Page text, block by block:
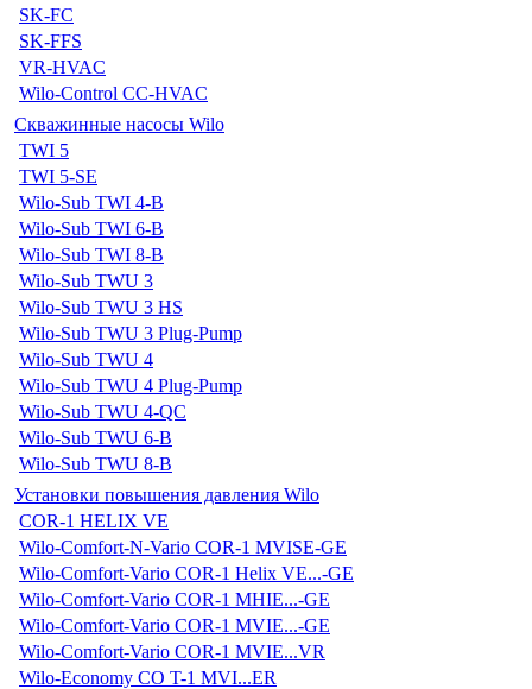
SK-FC
SK-FFS
VR-HVAC
Wilo-Control CC-HVAC
Скважинные насосы Wilo
TWI 5
TWI 5-SE
Wilo-Sub TWI 4-B
Wilo-Sub TWI 6-B
Wilo-Sub TWI 8-B
Wilo-Sub TWU 3
Wilo-Sub TWU 3 HS
Wilo-Sub TWU 3 Plug-Pump
Wilo-Sub TWU 4
Wilo-Sub TWU 4 Plug-Pump
Wilo-Sub TWU 4-QC
Wilo-Sub TWU 6-B
Wilo-Sub TWU 8-B
Установки повышения давления Wilo
COR-1 HELIX VE
Wilo-Comfort-N-Vario COR-1 MVISE-GE
Wilo-Comfort-Vario COR-1 Helix VE...-GE
Wilo-Comfort-Vario COR-1 MHIE...-GE
Wilo-Comfort-Vario COR-1 MVIE...-GE
Wilo-Comfort-Vario COR-1 MVIE...VR
Wilo-Economy CO T-1 MVI...ER